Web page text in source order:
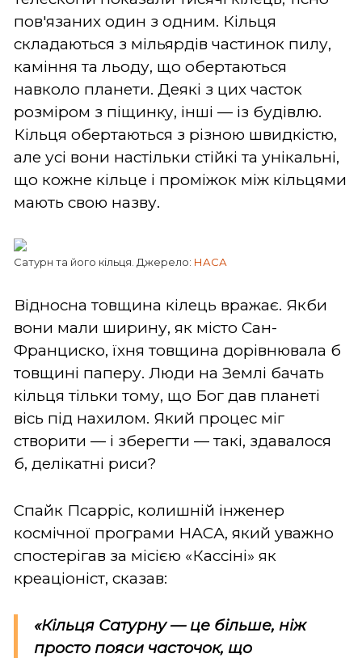
пов'язаних один з одним. Кільця
складаються з мільярдів частинок пилу,
каміння та льоду, що обертаються
навколо планети. Деякі з цих часток
розміром з піщинку, інші — із будівлю.
Кільця обертаються з різною швидкістю,
але усі вони настільки стійкі та унікальні,
що кожне кільце і проміжок між кільцями
мають свою назву.
Сатурн та його кільця. Джерело: НАСА
Відносна товщина кілець вражає. Якби
вони мали ширину, як місто Сан-
Франциско, їхня товщина дорівнювала б
товщині паперу. Люди на Землі бачать
кільця тільки тому, що Бог дав планеті
вісь під нахилом. Який процес міг
створити — і зберегти — такі, здавалося
б, делікатні риси?
Спайк Псарріс, колишній інженер
космічної програми НАСА, який уважно
спостерігав за місією «Кассіні» як
креаціоніст, сказав:
«Кільця Сатурну — це більше, ніж
просто пояси часточок, що